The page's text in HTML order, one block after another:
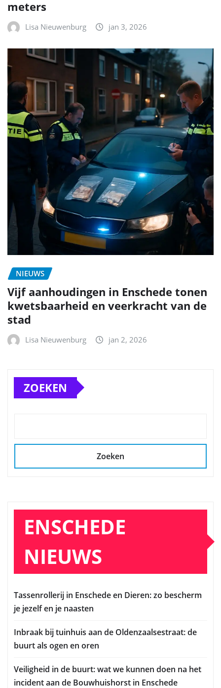
meters
Lisa Nieuwenburg jan 3, 2026
NIEUWS
Vijf aanhoudingen in Enschede tonen
kwetsbaarheid en veerkracht van de
stad
Lisa Nieuwenburg jan 2, 2026
ZOEKEN
Zoeken
ENSCHEDE
NIEUWS
Tassenrollerij in Enschede en Dieren: zo bescherm
je jezelf en je naasten
Inbraak bij tuinhuis aan de Oldenzaalsestraat: de
buurt als ogen en oren
Veiligheid in de buurt: wat we kunnen doen na het
incident aan de Bouwhuishorst in Enschede